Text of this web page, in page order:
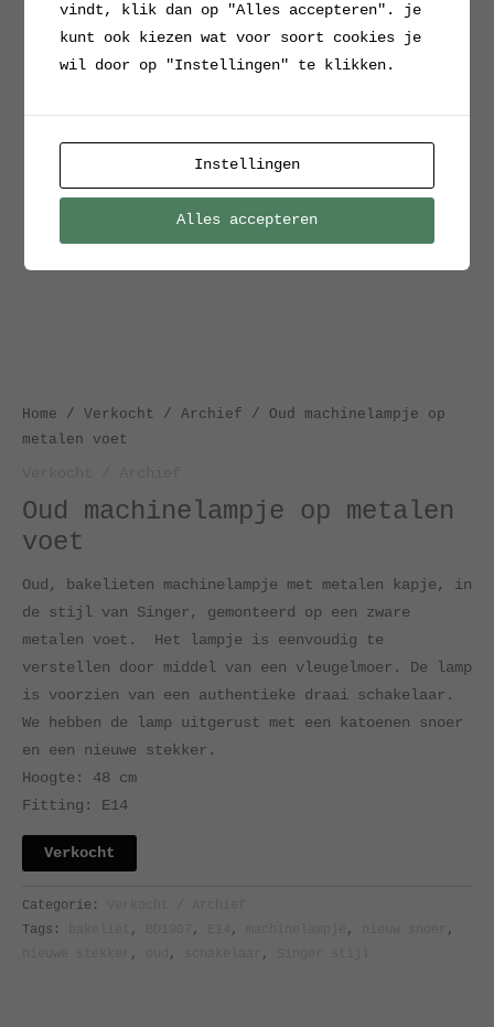
Home / Verkocht / Archief / Oud machinelampje op
metalen voet
Oud machinelampje op metalen
voet
Oud, bakelieten machinelampje met metalen kapje, in
de stijl van Singer, gemonteerd op een zware
metalen voet. Het lampje is eenvoudig te
verstellen door middel van een vleugelmoer. De lamp
is voorzien van een authentieke draai schakelaar.
We hebben de lamp uitgerust met een katoenen snoer
en een nieuwe stekker.
Hoogte: 48 cm
Fitting: E14
Verkocht
Categorie:
Tags:
, , , ,
,
, , ,
vindt, klik dan op "Alles accepteren". je
kunt ook kiezen wat voor soort cookies je
wil door op "Instellingen" te klikken.
Instellingen
Alles accepteren